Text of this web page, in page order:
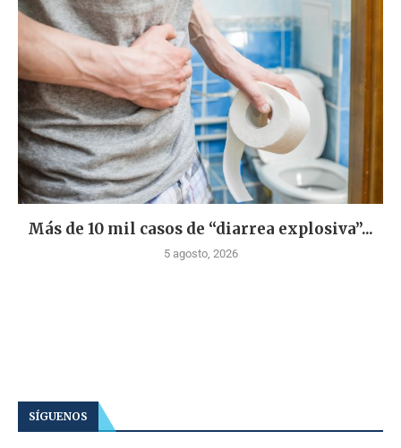
Más de 10 mil casos de “diarrea explosiva”...
5 agosto, 2026
SÍGUENOS